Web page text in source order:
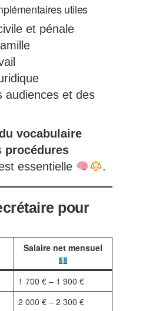
utiles
et pénale
audiences et des
vocabulaire
procédures
essentielle .
pour
Salaire net mensuel
1 700 € – 1 900 €
2 000 € – 2 300 €